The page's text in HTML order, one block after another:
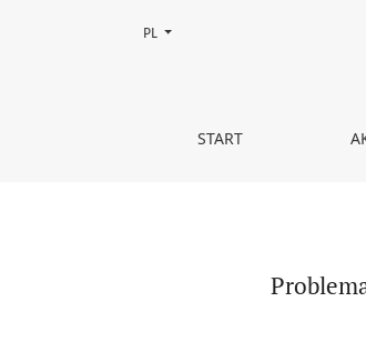
Problematyka
START
Zmień język, obecnie wybrany to:
PL